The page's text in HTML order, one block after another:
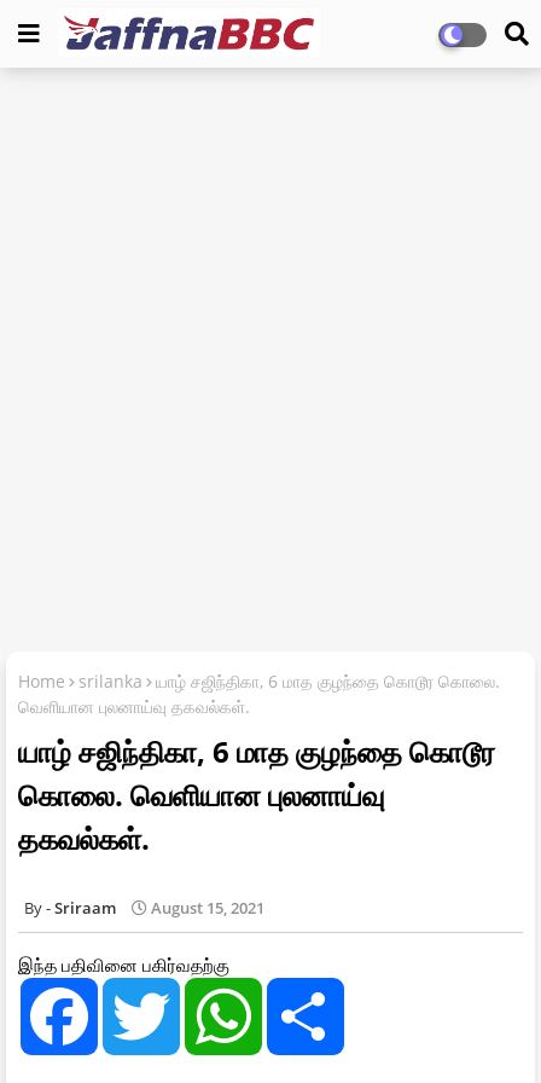
Home srilanka
யாழ் சஜிந்திகா, 6 மாத குழந்தை கொடூர கொலை.
வெளியான புலனாய்வு தகவல்கள்.
யாழ் சஜிந்திகா, 6 மாத குழந்தை கொடூர
கொலை. வெளியான புலனாய்வு
தகவல்கள்.
Sriraam August 15, 2021
இந்த பதிவினை பகிர்வதற்கு
F
e
T
t
W
t